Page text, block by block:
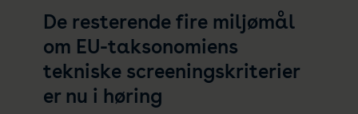
De resterende fire miljømål
om EU-taksonomiens
tekniske screeningskriterier
er nu i høring